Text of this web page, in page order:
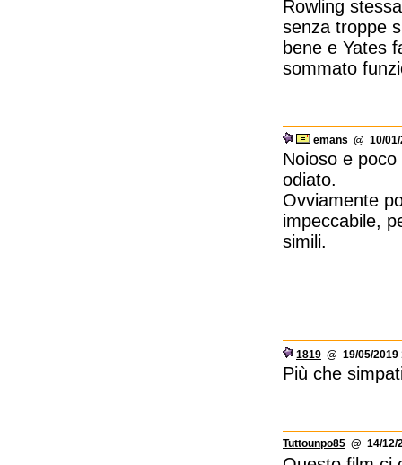
Rowling
senza troppe
bene e Yates
sommato
emans @ 10/
Noioso e
odiato.
Ovviamente
impeccabile,
simili.
1819 @ 19/05/2019
Più che
Tuttounpo85 @ 14/12/